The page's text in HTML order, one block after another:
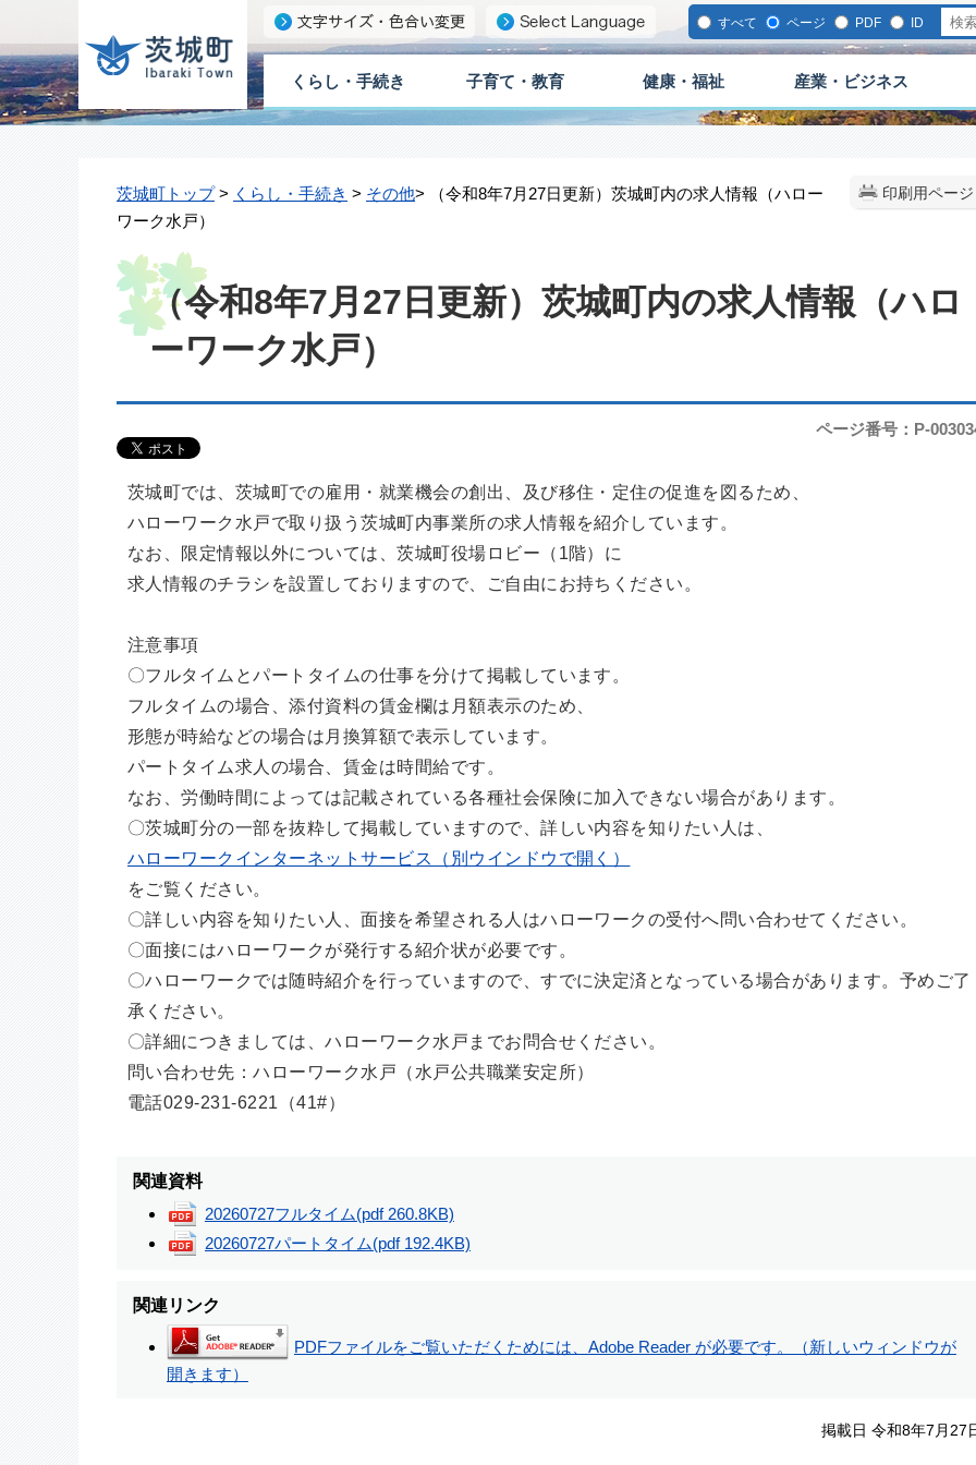
すべて ページ PDF ID
くらし・手続き 子育て・教育 健康・福祉 産業・ビジネス
印刷用ページ
茨城町トップ> くらし・手続き > その他> （令和8年7月27日更新）茨城町内の求人情報（ハロー
ワーク水戸）
（令和8年7月27日更新）茨城町内の求人情報（ハロ
ーワーク水戸）
ページ番号：P-
茨城町では、茨城町での雇用・就業機会の創出、及び移住・定住の促進を図るため、
ハローワーク水戸で取り扱う茨城町内事業所の求人情報を紹介しています。
なお、限定情報以外については、茨城町役場ロビー（1階）に
求人情報のチラシを設置しておりますので、ご自由にお持ちください。
注意事項
〇フルタイムとパートタイムの仕事を分けて掲載しています。
フルタイムの場合、添付資料の賃金欄は月額表示のため、
形態が時給などの場合は月換算額で表示しています。
パートタイム求人の場合、賃金は時間給です。
なお、労働時間によっては記載されている各種社会保険に加入できない場合があります。
〇茨城町分の一部を抜粋して掲載していますので、詳しい内容を知りたい人は、
ハローワークインターネットサービス（別ウインドウで開く）
をご覧ください。
〇詳しい内容を知りたい人、面接を希望される人はハローワークの受付へ問い合わせてください。
〇面接にはハローワークが発行する紹介状が必要です。
〇ハローワークでは随時紹介を行っていますので、すでに決定済となっている場合があります。予めご了
承ください。
〇詳細につきましては、ハローワーク水戸までお問合せください。
問い合わせ先：ハローワーク水戸（水戸公共職業安定所）
電話029-231-6221（41#）
関連資料
20260727フルタイム(pdf 260.8KB)
20260727パートタイム(pdf 192.4KB)
関連リンク
PDFファイルをご覧いただくためには、Adobe Reader が必要です。（新しいウィンドウが
開きます）
掲載日 令和8年7月27